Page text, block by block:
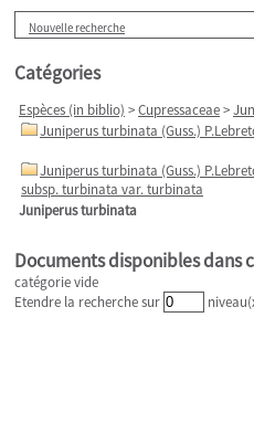
Nouvelle recherche
Catégories
Espèces (in biblio) >Cupressaceae>
Juniperus turbinata (Guss.)
Juniperus turbinata (Guss.)
subsp. turbinata var. turbinata
Juniperus turbinata
Documents disponibles dans
catégorie vide
Etendre la recherche sur